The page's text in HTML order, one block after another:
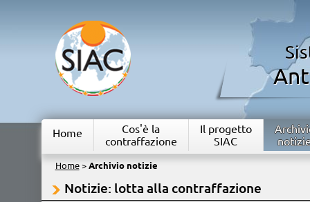
Home
Cos'è la
contraffazione
Il progetto
SIAC
Home> Archivio notizie
Notizie: lotta alla contraffazione